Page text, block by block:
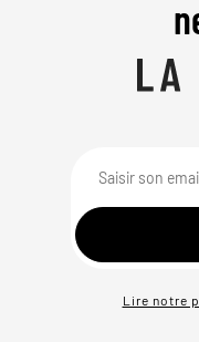
Lire notre